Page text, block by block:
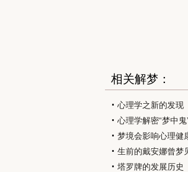
相关解梦：
心理学之新的发现
心理学解密“梦中
梦境会影响心理健
生前的戴安娜曾梦
塔罗牌的发展历史